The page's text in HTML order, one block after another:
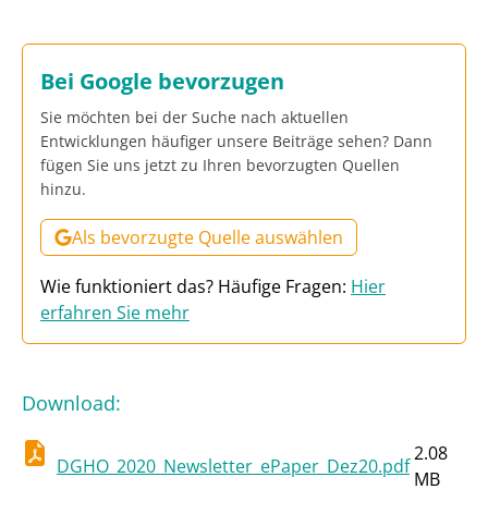
Bei Google bevorzugen
Sie möchten bei der Suche nach aktuellen
Entwicklungen häufiger unsere Beiträge sehen? Dann
fügen Sie uns jetzt zu Ihren bevorzugten Quellen
hinzu.
Als bevorzugte Quelle auswählen
Wie funktioniert das? Häufige Fragen: Hier
erfahren Sie mehr
Download:
DGHO_2020_Newsletter_ePaper_Dez20.pdf
2.08
MB